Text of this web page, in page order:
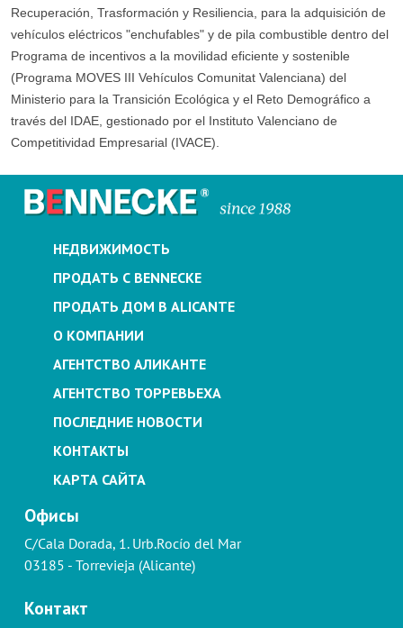
Recuperación, Trasformación y Resiliencia, para la adquisición de
vehículos eléctricos "enchufables" y de pila combustible dentro del
Programa de incentivos a la movilidad eficiente y sostenible
(Programa MOVES III Vehículos Comunitat Valenciana) del
Ministerio para la Transición Ecológica y el Reto Demográfico a
través del IDAE, gestionado por el Instituto Valenciano de
Competitividad Empresarial (IVACE).
НЕДВИЖИМОСТЬ
ПРОДАТЬ С BENNECKE
ПРОДАТЬ ДОМ В ALICANTE
О КОМПАНИИ
АГЕНТСТВО АЛИКАНТЕ
АГЕНТСТВО ТОРРЕВЬЕХА
ПОСЛЕДНИЕ НОВОСТИ
КОНТАКТЫ
КАРТА САЙТА
Офисы
C/Cala Dorada, 1. Urb.Rocío del Mar
03185 - Torrevieja (Alicante)
Контакт